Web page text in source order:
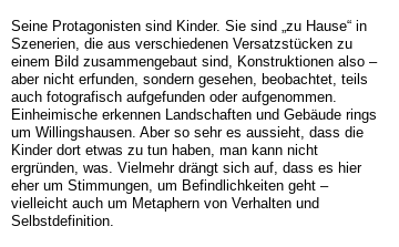
Seine Protagonisten sind Kinder. Sie sind „zu Hause“ in
Szenerien, die aus verschiedenen Versatzstücken zu
einem Bild zusammengebaut sind, Konstruktionen also –
aber nicht erfunden, sondern gesehen, beobachtet, teils
auch fotografisch aufgefunden oder aufgenommen.
Einheimische erkennen Landschaften und Gebäude rings
um Willingshausen. Aber so sehr es aussieht, dass die
Kinder dort etwas zu tun haben, man kann nicht
ergründen, was. Vielmehr drängt sich auf, dass es hier
eher um Stimmungen, um Befindlichkeiten geht –
vielleicht auch um Metaphern von Verhalten und
Selbstdefinition.